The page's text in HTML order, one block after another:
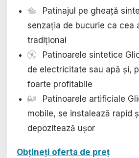
中文
Русский
Slovenčina
Türkçe
العربية
Patinajul pe gheață
senzația de bucurie ca cea
tradițional
Patinoarele sintetice
de electricitate sau apă și,
foarte profitabile
Patinoarele artificiale
mobile, se instalează rapid
depozitează ușor
Obțineți oferta de preț